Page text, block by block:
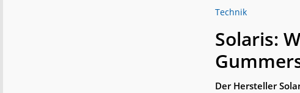
Technik
Solaris:
Der Hersteller